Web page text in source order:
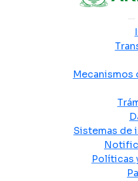
Mecanismos
Sistemas de
Políticas